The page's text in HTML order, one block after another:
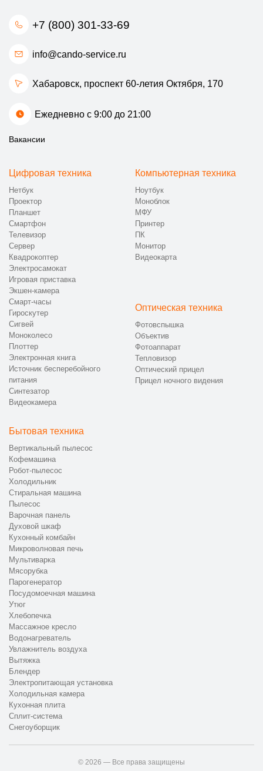
+7 (800) 301-33-69
info@cando-service.ru
Хабаровск, проспект 60-летия Октября, 170
Ежедневно с 9:00 до 21:00
Вакансии
Цифровая техника
Нетбук
Проектор
Планшет
Смартфон
Телевизор
Сервер
Квадрокоптер
Электросамокат
Игровая приставка
Экшен-камера
Смарт-часы
Гироскутер
Сигвей
Моноколесо
Плоттер
Электронная книга
Источник бесперебойного
питания
Синтезатор
Видеокамера
Компьютерная техника
Ноутбук
Моноблок
МФУ
Принтер
ПК
Монитор
Видеокарта
Оптическая техника
Фотовспышка
Объектив
Фотоаппарат
Тепловизор
Оптический прицел
Прицел ночного видения
Бытовая техника
Вертикальный пылесос
Кофемашина
Робот-пылесос
Холодильник
Стиральная машина
Пылесос
Варочная панель
Духовой шкаф
Кухонный комбайн
Микроволновая печь
Мультиварка
Мясорубка
Парогенератор
Посудомоечная машина
Утюг
Хлебопечка
Массажное кресло
Водонагреватель
Увлажнитель воздуха
Вытяжка
Блендер
Электропитающая установка
Холодильная камера
Кухонная плита
Сплит-система
Снегоуборщик
© 2026 — Все права защищены